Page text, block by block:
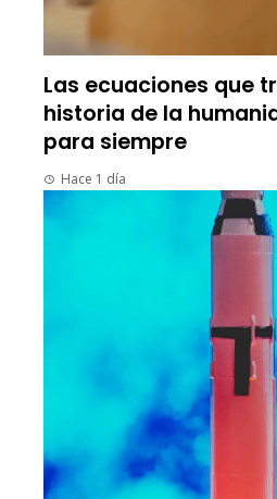
Las ecuaciones que
historia de la
para siempre
Hace 1 día